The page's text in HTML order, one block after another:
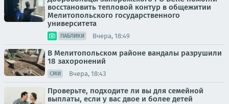
восстановить тепловой контур в общежитии
Мелитопольского государственного
университета
ПАБЛИКИ Вчера, 18:49
В Мелитопольском районе вандалы разрушили
18 захоронений
СМИ Вчера, 18:43
Проверьте, подходите ли вы для семейной
выплаты, если у вас двое и более детей